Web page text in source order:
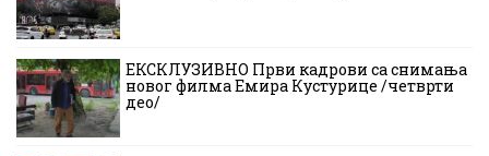
ЕКСКЛУЗИВНО Први кадрови са снимања
новог филма Емира Кустурице /четврти
део/